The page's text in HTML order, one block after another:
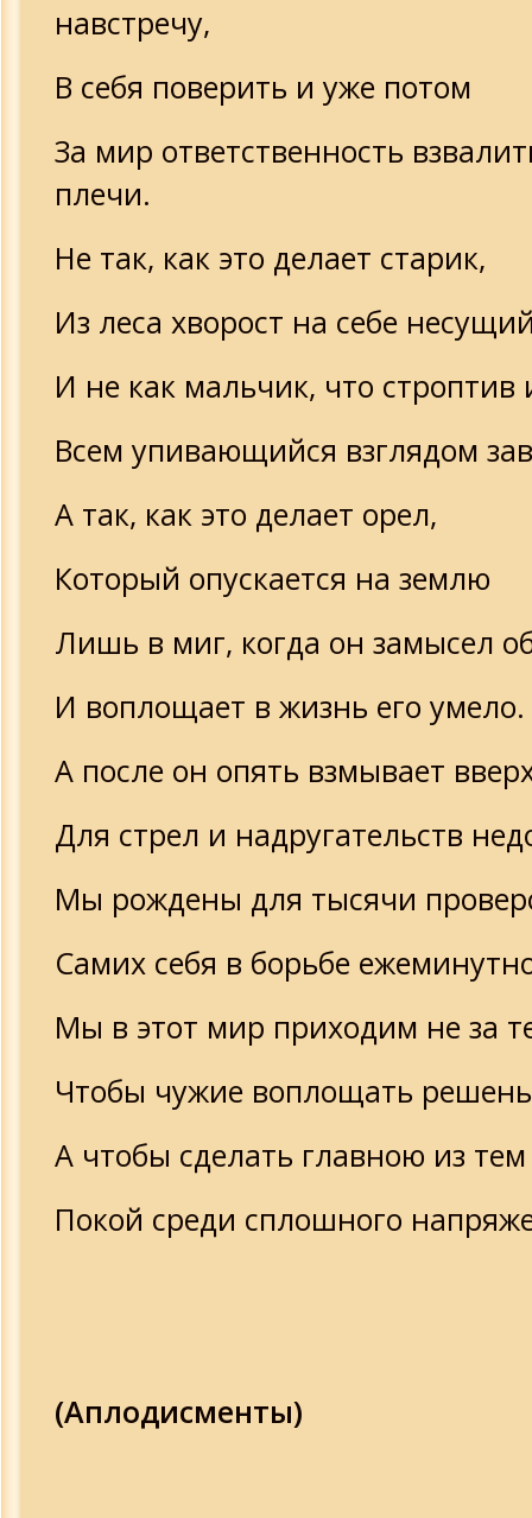
навстречу,
В себя поверить и уже потом
За мир ответственность
плечи.
Не так, как это делает старик,
Из леса хворост на себе
И не как мальчик, что строптив
Всем упивающийся взглядом
А так, как это делает орел,
Который опускается на землю
Лишь в миг, когда он замысел
И воплощает в жизнь его умело.
А после он опять взмывает
Для стрел и надругательств
Мы рождены для тысячи
Самих себя в борьбе
Мы в этот мир приходим не за
Чтобы чужие воплощать
А чтобы сделать главною из тем
Покой среди сплошного
(Аплодисменты)